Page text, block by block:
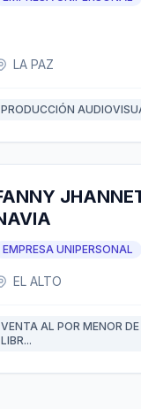
LA PAZ
PRODUCCIÓN
EMPRESA UNIPERSONAL
EL ALTO
VENTA AL POR MENOR
LIBR...